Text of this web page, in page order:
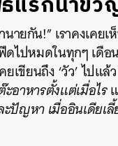
นายกัน!” เราคงเคย
ดไปหมดในทุกๆ เดื
เขียนถึง ‘วัว’ ไปแ
ะอาหารตั้งแต่เมื่อไร
ปัญหา เมื่ออินเดียเลี้